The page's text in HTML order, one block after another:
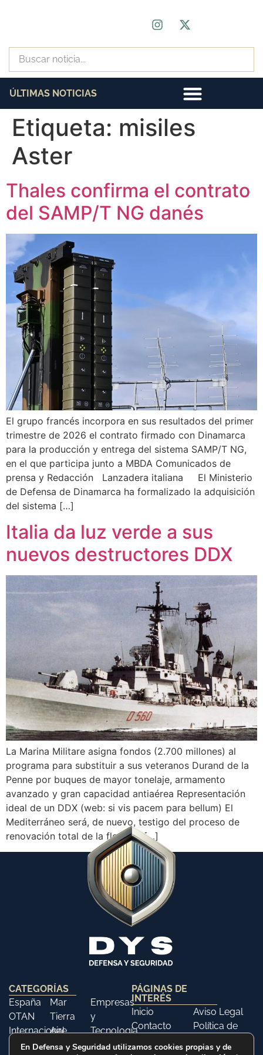
ÚLTIMAS NOTICIAS
Etiqueta: misiles
Aster
Thales confirma el contrato
del SAMP/T NG danés
El grupo francés incorpora en sus resultados del primer
trimestre de 2026 el contrato firmado con Dinamarca
para la producción y entrega del sistema SAMP/T NG,
en el que participa junto a MBDA Comunicados de
prensa y Redacción Lanzadera italiana El Ministerio
de Defensa de Dinamarca ha formalizado la adquisición
del sistema […]
Italia da luz verde a sus
nuevos destructores DDX
La Marina Militare asigna fondos (2.700 millones) al
programa para substituir a sus veteranos Durand de la
Penne por buques de mayor tonelaje, armamento
avanzado y gran capacidad antiaérea Representación
ideal de un DDX (web: si vis pacem para bellum) El
Mediterráneo será, de nuevo, testigo del proceso de
renovación total de la flota de […]
CATEGORÍAS
España
OTAN
Internacional
Opinión
Mar
Tierra
Aire
Libros
Empresas
y
Tecnología
Ferias y
PÁGINAS DE
INTERÉS
Inicio
Contacto
Aviso Legal
Política de
En Defensa y Seguridad utilizamos cookies propias y de